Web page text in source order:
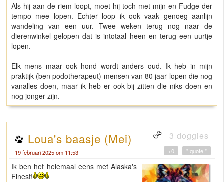
Als hij aan de riem loopt, moet hij toch met mijn en Fudge der
tempo mee lopen. Echter loop ik ook vaak genoeg aanlijn
wandeling van een uur. Twee weken terug nog naar de
dierenwinkel gelopen dat is intotaal heen en terug een uurtje
lopen.
Elk mens maar ook hond wordt anders oud. Ik heb in mijn
praktijk (ben podotherapeut) mensen van 80 jaar lopen die nog
vanalles doen, maar ik heb er ook bij zitten die niks doen en
nog jonger zijn.
Loua's baasje (Mei) 3 doggies
19 februari 2025 om 11:53 " quote "
+0
Ik ben het helemaal eens met Alaska's
Finest!